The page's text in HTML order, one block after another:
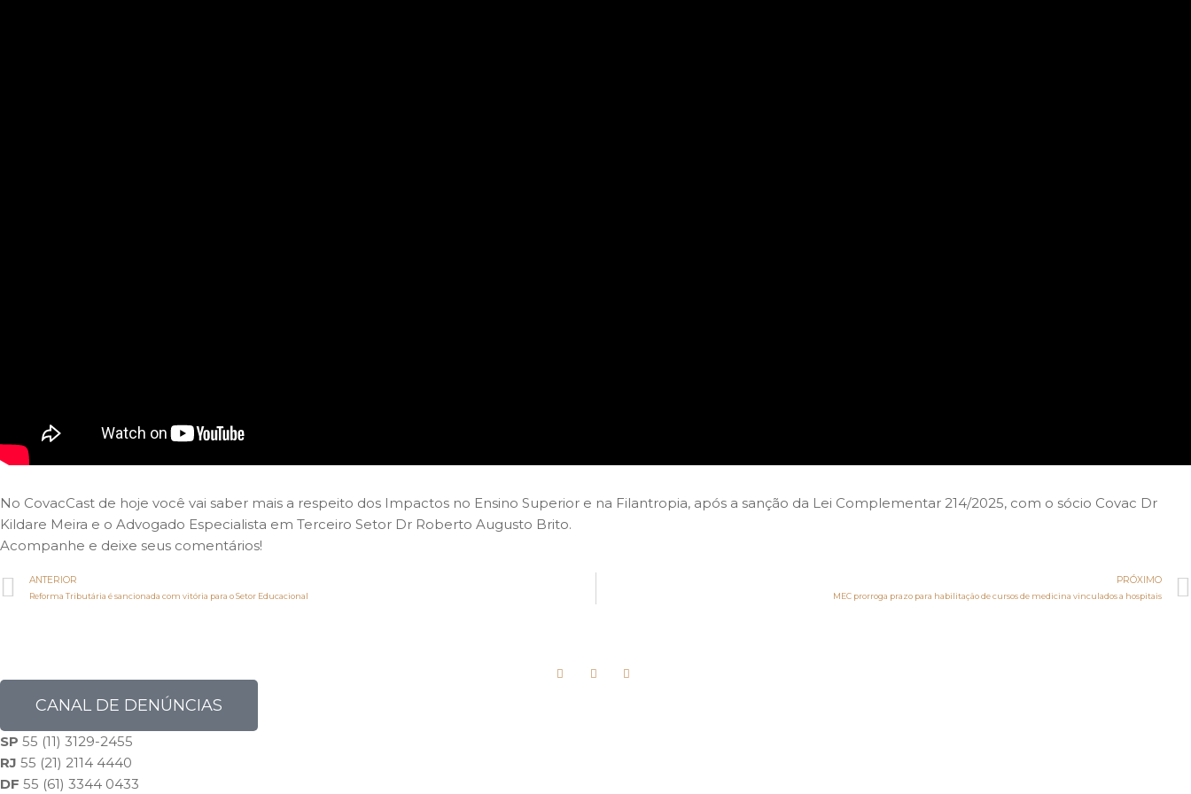
No CovacCast de hoje você vai saber mais a respeito dos Impactos no Ensino Superior e na Filantropia, após a sanção da Lei Complementar 214/2025, com o sócio Covac Dr
Kildare Meira e o Advogado Especialista em Terceiro Setor Dr Roberto Augusto Brito.
Acompanhe e deixe seus comentários!
ANTERIOR
Reforma Tributária é sancionada com vitória para o Setor Educacional
PRÓXIMO
MEC prorroga prazo para habilitação de cursos de medicina vinculados a hospitais
CANAL DE DENÚNCIAS
SP 55 (11) 3129-2455
RJ 55 (21) 2114 4440
DF 55 (61) 3344 0433